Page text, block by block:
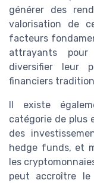
générer des
valorisation de
facteurs
attrayants
diversifier leur
financiers
Il existe
catégorie de plus
des
hedge funds, et
les
peut accroître